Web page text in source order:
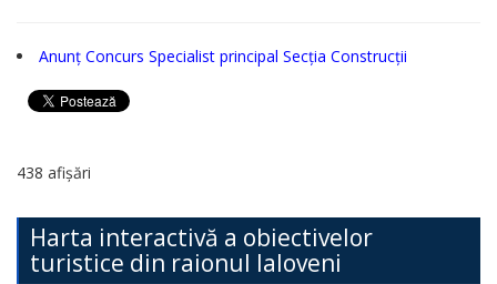
Anunț Concurs Specialist principal Secția Construcții
438 afișări
Harta interactivă a obiectivelor
turistice din raionul Ialoveni